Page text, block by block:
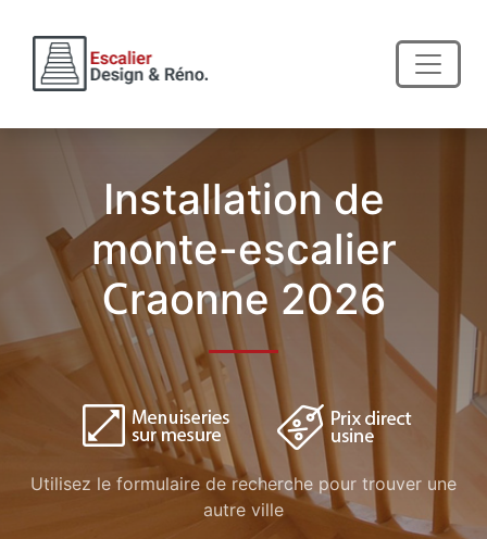
Installation de
monte-escalier
Craonne 2026
Utilisez le formulaire de recherche pour trouver une
autre ville